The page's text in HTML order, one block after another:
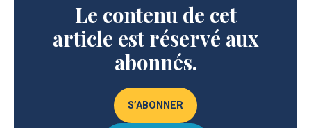
Le contenu de cet
article est réservé aux
abonnés.
S’ABONNER